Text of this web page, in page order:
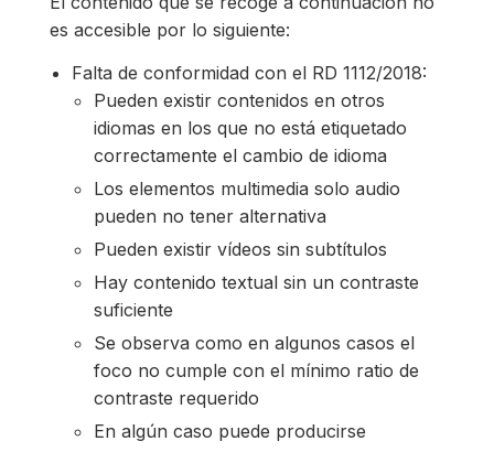
es accesible por lo siguiente:
Falta de conformidad con el RD 1112/2018:
Pueden existir contenidos en otros
idiomas en los que no está etiquetado
correctamente el cambio de idioma
Los elementos multimedia solo audio
pueden no tener alternativa
Pueden existir vídeos sin subtítulos
Hay contenido textual sin un contraste
suficiente
Se observa como en algunos casos el
foco no cumple con el mínimo ratio de
contraste requerido
En algún caso puede producirse